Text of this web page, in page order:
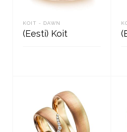
KOIT - DAWN
(Eesti) Koit